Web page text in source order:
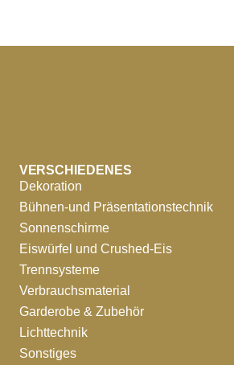
VERSCHIEDENES
Dekoration
Bühnen-und Präsentationstechnik
Sonnenschirme
Eiswürfel und Crushed-Eis
Trennsysteme
Verbrauchsmaterial
Garderobe & Zubehör
Lichttechnik
Sonstiges